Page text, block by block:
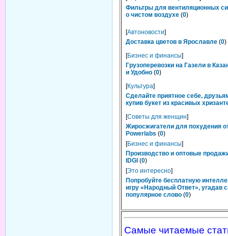
Фильтры для вентиляционных
о чистом воздухе (0)
[Автоновости]
Доставка цветов в Ярославле (0)
[Бизнес и финансы]
Грузоперевозки на Газели в
и Удобно (0)
[Культура]
Сделайте приятное себе,
купив букет из красивых
[Советы для женщин]
Жиросжигатели для похудения
Powerlabs (0)
[Бизнес и финансы]
Производство и оптовые
IDGI (0)
[Это интересно]
Попробуйте бесплатную
игру «Народный Ответ», угадав
популярное слово (0)
Самые читаемые